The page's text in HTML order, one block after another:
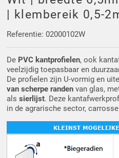
Driehoek/Wig profielen
Silicone U Profielen
Luikenpakking
Oploopprofielen
Hoekprofielen
O-ringen
Schoonmaakmiddel
| klembereik 0,5-
Referentie: 02000102W
De PVC kantprofielen, ook
veelzijdig toepasbaar en
De profielen zijn U-vormig en
van scherpe randen van glas,
als sierlijst. Deze
in de agrarische sector,